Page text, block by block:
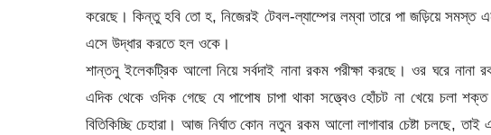
করেছে। কিন্তু হবি তো হ, নিজেরই টেবল-ল্যাম্পের লম্বা তারে পা জড়িয়ে সমস্ত
এসে উদ্ধার করতে হল ওকে।
শান্তনু ইলেকট্রিক আলো নিয়ে সর্বদাই নানা রকম পরীক্ষা করছে। ওর ঘরে
এদিক থেকে ওদিক গেছে যে পাপোষ চাপা থাকা সত্ত্বেও হোঁচট না খেয়ে চলা
বিতিকিচ্ছি চেহারা। আজ নির্ঘাত কোন নতুন রকম আলো লাগাবার চেষ্টা চলছে,